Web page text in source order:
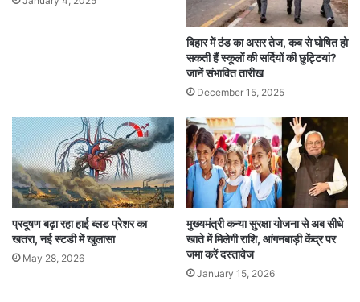
बिहार में ठंड का असर तेज, कब से घोषित हो
सकती हैं स्कूलों की सर्दियों की छुट्टियां?
जानें संभावित तारीख
December 15, 2025
प्रदूषण बढ़ा रहा हाई ब्लड प्रेशर का
खतरा, नई स्टडी में खुलासा
May 28, 2026
मुख्यमंत्री कन्या सुरक्षा योजना से अब सीधे
खाते में मिलेगी राशि, आंगनबाड़ी केंद्र पर
जमा करें दस्तावेज
January 15, 2026